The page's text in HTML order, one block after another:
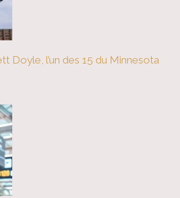
Doyle, l’un des 15 du Minnesota